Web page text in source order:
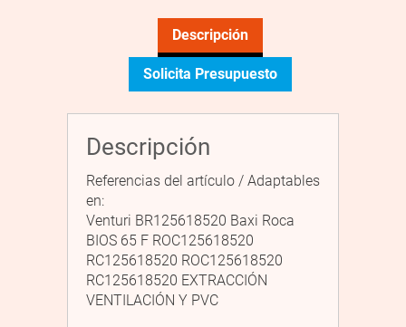
Descripción
Solicita Presupuesto
Descripción
Referencias del artículo / Adaptables
en:
Venturi BR125618520 Baxi Roca
BIOS 65 F ROC125618520
RC125618520 ROC125618520
RC125618520 EXTRACCIÓN
VENTILACIÓN Y PVC